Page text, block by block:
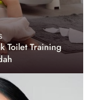
Toilet Training